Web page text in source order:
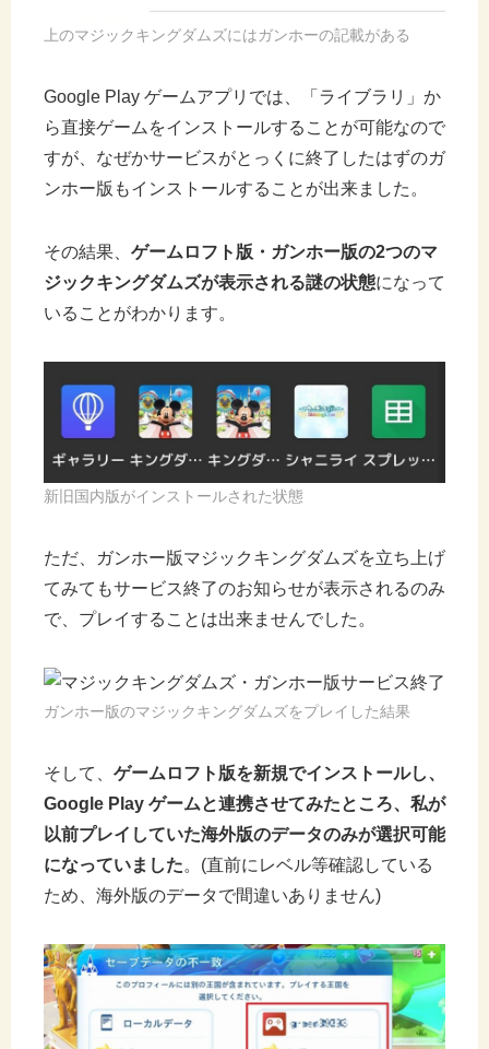
上のマジックキングダムズにはガンホーの記載がある
Google Play ゲームアプリでは、「ライブラリ」か
ら直接ゲームをインストールすることが可能なので
すが、なぜかサービスがとっくに終了したはずのガ
ンホー版もインストールすることが出来ました。
その結果、 ゲームロフト版・ガンホー版の2つのマ
ジックキングダムズが表示される謎の状態になって
いることがわかります。
新旧国内版がインストールされた状態
ただ、ガンホー版マジックキングダムズを立ち上げ
てみてもサービス終了のお知らせが表示されるのみ
で、プレイすることは出来ませんでした。
ガンホー版のマジックキングダムズをプレイした結果
そして、 ゲームロフト版を新規でインストールし、
Google Play ゲームと連携させてみたところ、私が
以前プレイしていた海外版のデータのみが選択可能
になっていました。(直前にレベル等確認している
ため、海外版のデータで間違いありません)